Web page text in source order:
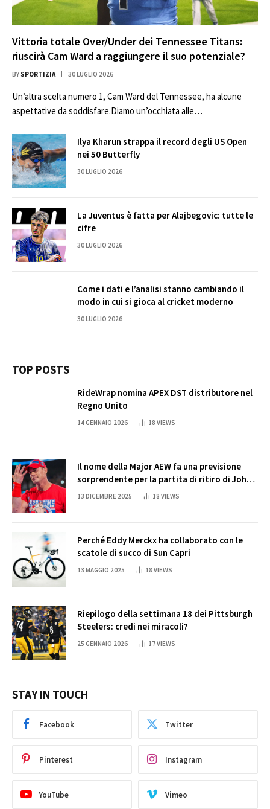
Vittoria totale Over/Under dei Tennessee Titans:
riuscirà Cam Ward a raggiungere il suo potenziale?
BY SPORTIZIA 30 LUGLIO 2026
Un’altra scelta numero 1, Cam Ward del Tennessee, ha alcune
aspettative da soddisfare.Diamo un’occhiata alle…
Ilya Kharun strappa il record degli US Open
nei 50 Butterfly
30 LUGLIO 2026
La Juventus è fatta per Alajbegovic: tutte le
cifre
30 LUGLIO 2026
Come i dati e l’analisi stanno cambiando il
modo in cui si gioca al cricket moderno
30 LUGLIO 2026
TOP POSTS
RideWrap nomina APEX DST distributore nel
Regno Unito
14 GENNAIO 2026 18 VIEWS
Il nome della Major AEW fa una previsione
sorprendente per la partita di ritiro di John
Cena
13 DICEMBRE 2025 18 VIEWS
Perché Eddy Merckx ha collaborato con le
scatole di succo di Sun Capri
13 MAGGIO 2025 18 VIEWS
Riepilogo della settimana 18 dei Pittsburgh
Steelers: credi nei miracoli?
25 GENNAIO 2026 17VIEWS
STAY IN TOUCH
Facebook Twitter
Pinterest Instagram
YouTube Vimeo